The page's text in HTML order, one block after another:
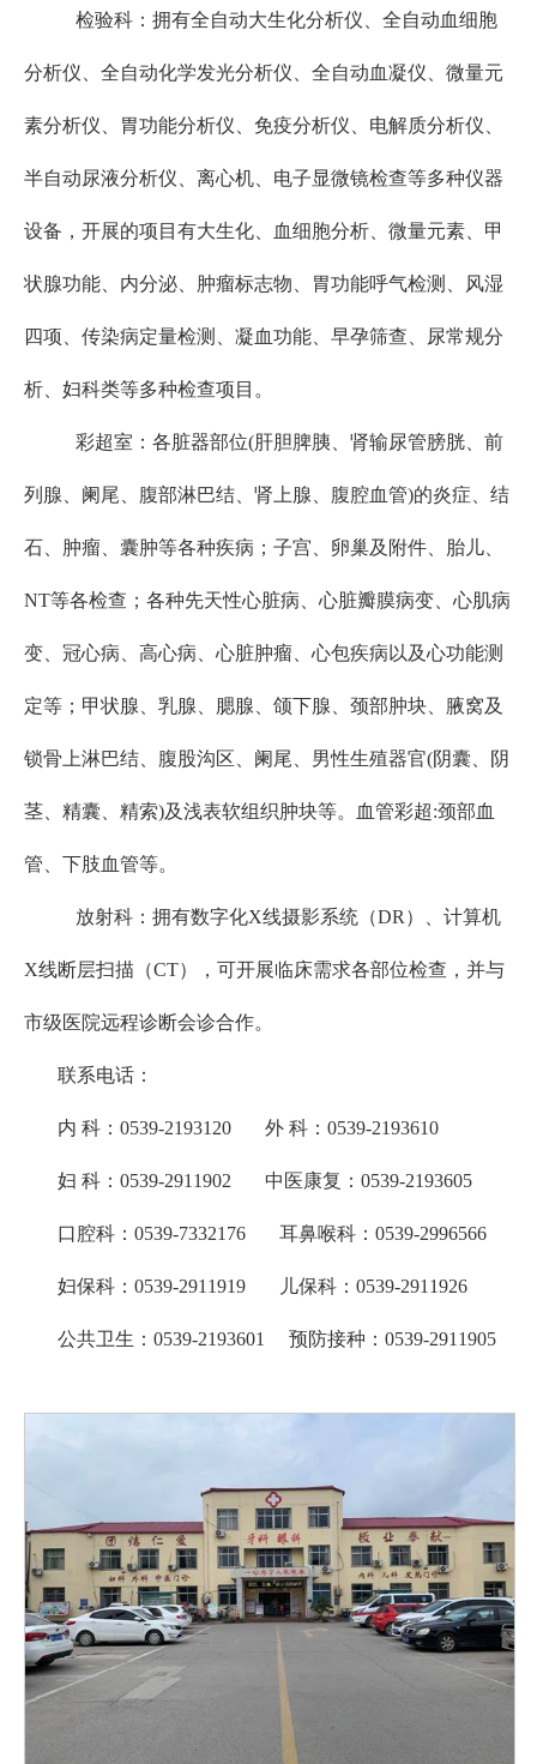
检验科：拥有全自动大生化分析仪、全自动血细胞
分析仪、全自动化学发光分析仪、全自动血凝仪、微量元
素分析仪、胃功能分析仪、免疫分析仪、电解质分析仪、
半自动尿液分析仪、离心机、电子显微镜检查等多种仪器
设备，开展的项目有大生化、血细胞分析、微量元素、甲
状腺功能、内分泌、肿瘤标志物、胃功能呼气检测、风湿
四项、传染病定量检测、凝血功能、早孕筛查、尿常规分
析、妇科类等多种检查项目。
彩超室：各脏器部位(肝胆脾胰、肾输尿管膀胱、前
列腺、阑尾、腹部淋巴结、肾上腺、腹腔血管)的炎症、结
石、肿瘤、囊肿等各种疾病 ； 子宫、卵巢及附件、胎儿、
NT等各检查 ； 各种先天性心脏病、心脏瓣膜病变、心肌病
变、冠心病、高心病、心脏肿瘤、心包疾病以及心功能测
定等 ； 甲状腺、乳腺、腮腺、颌下腺、颈部肿块、腋窝及
锁骨上淋巴结、腹股沟区、阑尾、男性生殖器官(阴囊、阴
茎、精囊、精索)及浅表软组织肿块等。血管彩超:颈部血
管、下肢血管等。
放射科：拥有数字化X线摄影系统（DR）、计算机
X线断层扫描（CT），可开展临床需求各部位检查，并与
市级医院远程诊断会诊合作。
联系电话 ：
内 科： 0539-2193120 外 科 ： 0539-2193610
妇 科： 0539-2911902 中医康复 ： 0539-2193605
口腔科： 0539-7332176 耳鼻喉科：0539-2996566
妇保科： 0539-2911919 儿保科： 0539-2911926
公共卫生 ： 0539-2193601 预防接种：0539-2911905